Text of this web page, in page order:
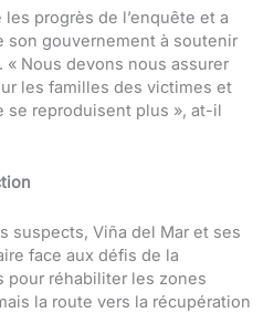
progrès de l’enquête et a
son gouvernement à soutenir
« Nous devons nous assurer
les familles des victimes et
se reproduisent plus », at-il
suspects, Viña del Mar et ses
face aux défis de la
pour réhabiliter les zones
la route vers la récupération